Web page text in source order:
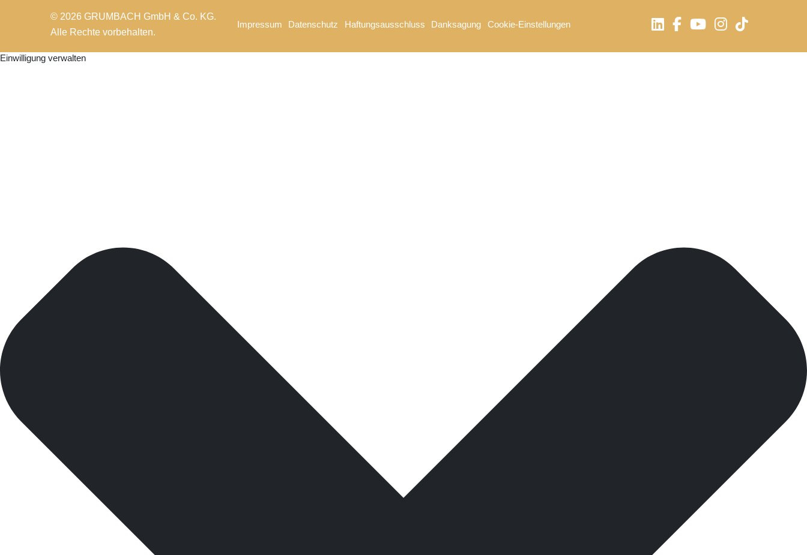
© 2026 GRUMBACH GmbH & Co. KG.
Alle Rechte vorbehalten.
Impressum Datenschutz Haftungsausschluss Danksagung Cookie-Einstellungen
Einwilligung verwalten